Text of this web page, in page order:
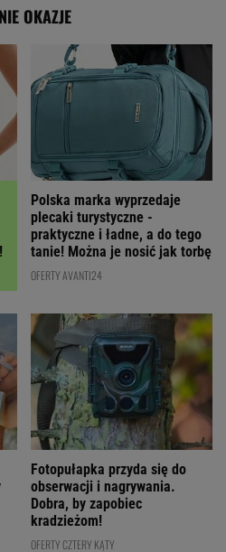
OKAZJE
Polska marka wyprzedaje
plecaki turystyczne -
praktyczne i ładne, a do tego
tanie! Można je nosić jak torbę
OFERTY AVANTI24
Fotopułapka przyda się do
obserwacji i nagrywania.
Dobra, by zapobiec
kradzieżom!
OFERTY CZTERY KĄTY